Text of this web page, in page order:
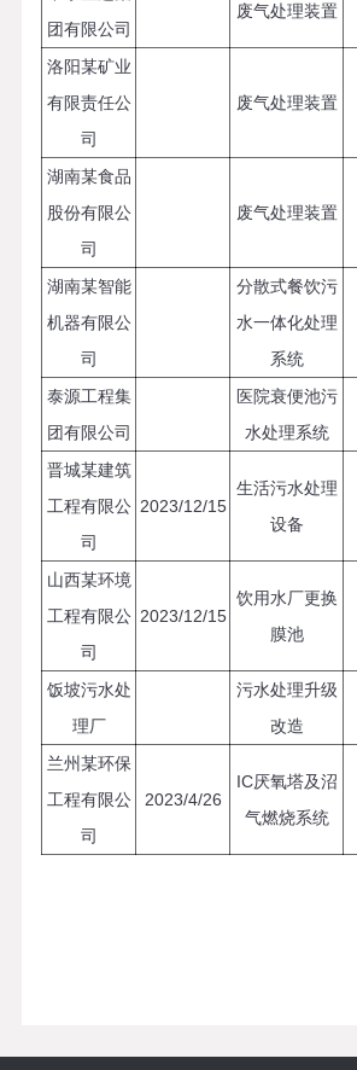
团有限公司
废气处理装置
洛阳某矿业
有限责任公
司
废气处理装置
湖南某食品
股份有限公
司
废气处理装置
湖南某智能
机器有限公
司
分散式餐饮污
水一体化处理
系统
泰源工程集
团有限公司
医院衰便池污
水处理系统
晋城某建筑
工程有限公
司
2023/12/15
生活污水处理
设备
山西某环境
工程有限公
司
2023/12/15
饮用水厂更换
膜池
饭坡污水处
理厂
污水处理升级
改造
兰州某环保
工程有限公
司
2023/4/26
IC厌氧塔及沼
气燃烧系统